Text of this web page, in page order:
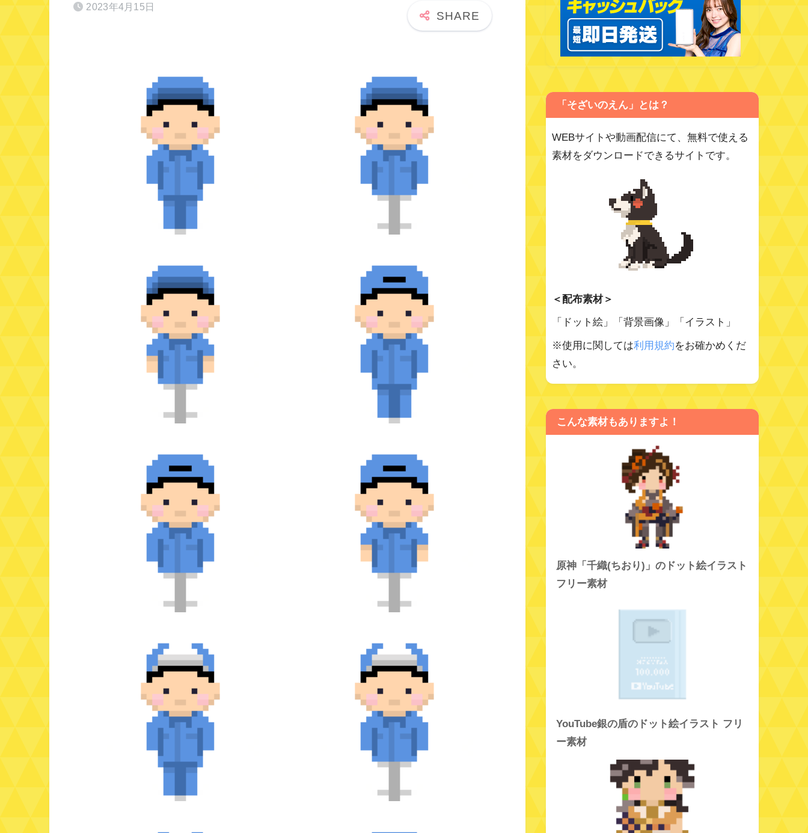
2023年4月15日
「そざいのえん」とは？
WEBサイトや動画配信にて、無料で使える
素材をダウンロードできるサイトです。
＜配布素材＞
「ドット絵」「背景画像」「イラスト」
※使用に関しては利用規約をお確かめくだ
さい。
こんな素材もありますよ！
原神「千織(ちおり)」のドット絵イラスト
フリー素材
YouTube銀の盾のドット絵イラスト フリ
ー素材